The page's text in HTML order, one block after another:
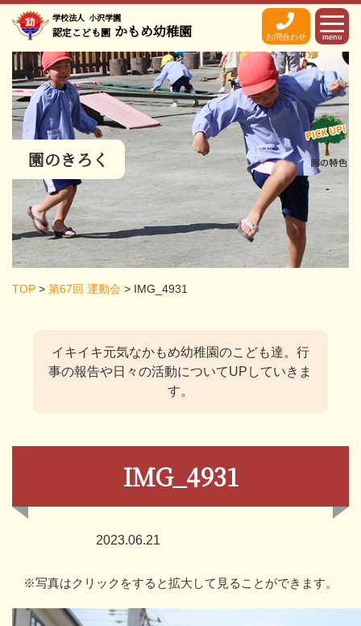
学校法人 小沢学園
認定こども園 かもめ幼稚園 お問合わせ menu
園のきろく
TOP > 第67回 運動会 > IMG_4931
イキイキ元気なかもめ幼稚園のこども達。 行
事の報告や日々の活動についてUPしていきま
す。
IMG_4931
2023.06.21
※写真はクリックをすると拡大して見ることができます。